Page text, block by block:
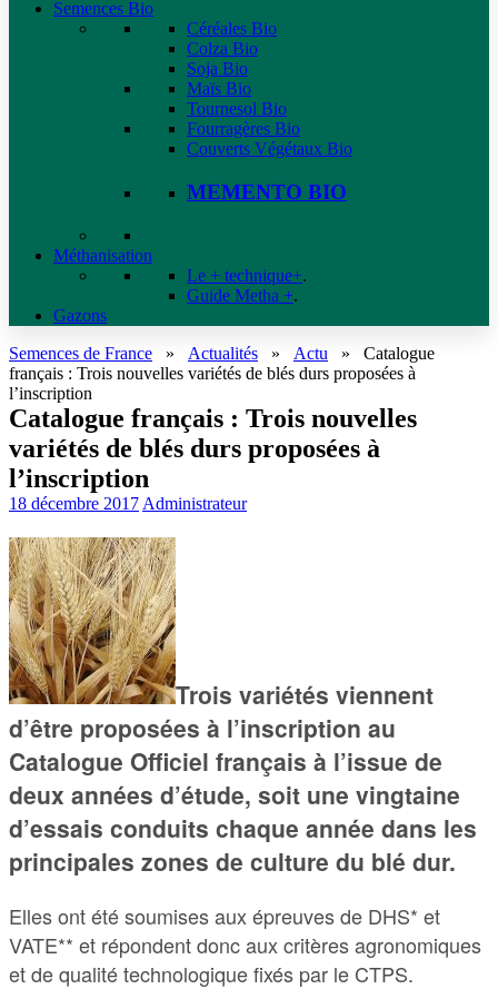
Semences Bio
Céréales Bio
Colza Bio
Soja Bio
Maïs Bio
Tournesol Bio
Fourragères Bio
Couverts Végétaux Bio
MEMENTO BIO
Méthanisation
Le + technique+.
Guide Metha +.
Gazons
Semences de France » Actualités » Actu » Catalogue
français : Trois nouvelles variétés de blés durs proposées à
l’inscription
Catalogue français : Trois nouvelles
variétés de blés durs proposées à
l’inscription
18 décembre 2017 Administrateur
Trois variétés viennent
d’être proposées à l’inscription au
Catalogue Officiel français à l’issue de
deux années d’étude, soit une vingtaine
d’essais conduits chaque année dans les
principales zones de culture du blé dur.
Elles ont été soumises aux épreuves de DHS* et
VATE** et répondent donc aux critères agronomiques
et de qualité technologique fixés par le CTPS.